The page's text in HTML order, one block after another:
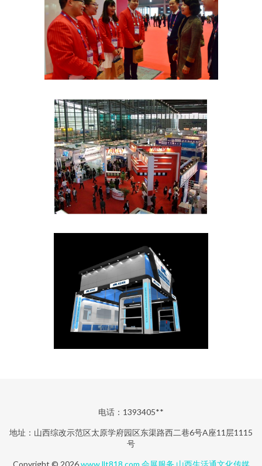
电话：1393405**
地址：山西综改示范区太原学府园区东渠路西二巷6号A座11层1115
号
Copyright © 2026www.llt818.com 会展服务 山西生活通文化传媒